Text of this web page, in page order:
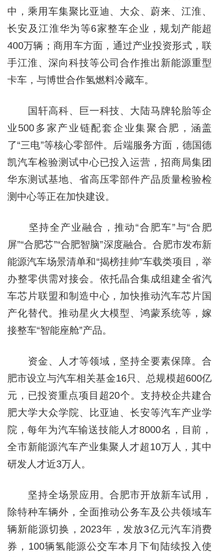
中，乘用车集聚比亚迪、大众、蔚来、江淮、
长安及江淮华为等6家整车企业，规划产能超
400万辆；商用车方面，通过产业投资形式，联
手江淮、深向科技等公司合作推出新能源重型
卡车，与博世合作氢燃料冷藏车。
国轩高科、巨一科技、大陆马牌轮胎等企
业500多家产业链配套企业集聚合肥，涵盖
了“三电”等核心零部件。后端服务方面，德国德
凯汽车检验测试中心已投入运营，招商局集团
华东测试基地、省高压零部件产品质量检验检
测中心等正在加快建设。
坚持全产业融合，推动“合肥车”与“合肥
屏”“合肥芯”“合肥智脑”深度融合。合肥市发布新
能源汽车场景清单和“揭榜挂帅”车载类项目，举
办整零供需对接会。依托晶合集成组建全省汽
车芯片联盟和制造中心，加快推动汽车芯片国
产化替代。推动星火大模型、鸿蒙系统等，嫁
接整车“智能座舱”产品。
资金、人才等领域，坚持全要素保障。合
肥市设立与汽车相关基金16只、总规模超600亿
元，已投资重点项目超20个。支持校企共建合
肥大学大众学院、比亚迪、长安等汽车产业学
院，每年为汽车输送技能人才8000名，目前，
全市新能源汽车产业集聚人才超10万人，其中
研发人才近3万人。
坚持全场景应用。合肥市开放新车试用，
除特种车辆外，全面推动公务车及公共领域车
辆新能源切换，2023年，发放3亿元汽车消费
券，100辆氢能源公交车本月下旬陆续投入使